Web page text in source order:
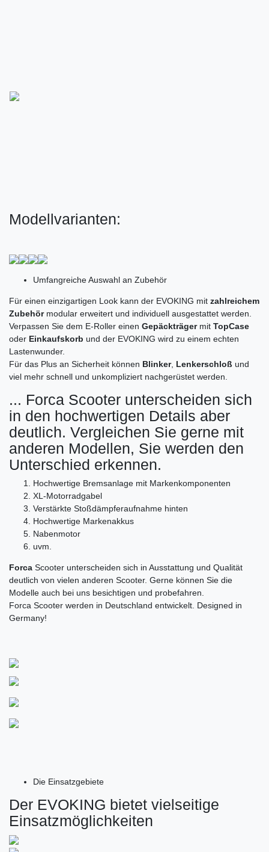
Modellvarianten:
Umfangreiche Auswahl an Zubehör
Für einen einzigartigen Look kann der EVOKING mit zahlreichem
Zubehör modular erweitert und individuell ausgestattet werden.
Verpassen Sie dem E-Roller einen Gepäckträgermit TopCase
oder Einkaufskorb und der EVOKING wird zu einem echten
Lastenwunder.
Für das Plus an Sicherheit können Blinker, Lenkerschloß und
viel mehr schnell und unkompliziert nachgerüstet werden.
... Forca Scooter unterscheiden sich
in den hochwertigen Details aber
deutlich. Vergleichen Sie gerne mit
anderen Modellen, Sie werden den
Unterschied erkennen.
Hochwertige Bremsanlage mit Markenkomponenten
XL-Motorradgabel
Verstärkte Stoßdämpferaufnahme hinten
Hochwertige Markenakkus
Nabenmotor
uvm.
Forca Scooter unterscheiden sich in Ausstattung und Qualität
deutlich von vielen anderen Scooter. Gerne können Sie die
Modelle auch bei uns besichtigen und probefahren.
Forca Scooter werden in Deutschland entwickelt. Designed in
Germany!
Die Einsatzgebiete
Der EVOKING bietet vielseitige
Einsatzmöglichkeiten